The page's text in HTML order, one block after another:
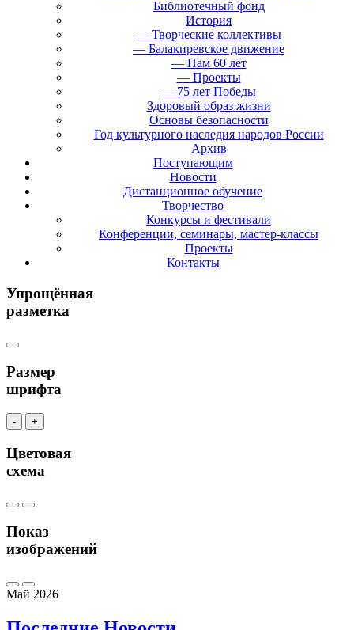
Библиотечный фонд
История
— Творческие коллективы
— Балакиревское движение
— Нам 60 лет
— Проекты
— 75 лет Победы
Здоровый образ жизни
Основы безопасности
Год культурного наследия народов России
Архив
Поступающим
Новости
Дистанционное обучение
Творчество
Конкурсы и фестивали
Конференции, семинары, мастер-классы
Проекты
Контакты
Упрощённая
разметка
Размер
шрифта
- +
Цветовая
схема
Показ
изображений
Май 2026